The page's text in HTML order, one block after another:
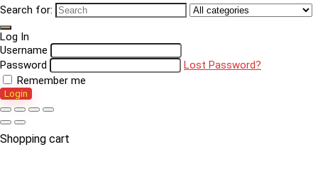
Search for:
Log In
Username
Password
Lost Password?
Remember me
Login
Shopping cart